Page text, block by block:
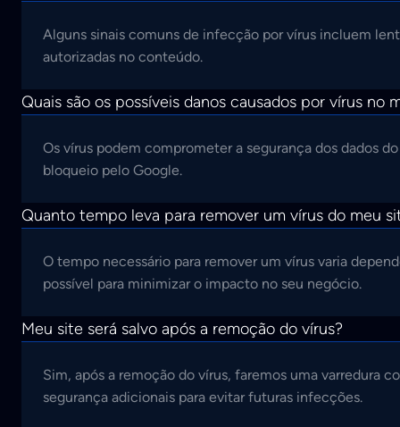
Alguns sinais comuns de infecção por vírus incluem
autorizadas no conteúdo.
Quais são os possíveis danos causados por vírus no
Os vírus podem comprometer a segurança dos dados
bloqueio pelo Google.
Quanto tempo leva para remover um vírus do meu
O tempo necessário para remover um vírus varia
possível para minimizar o impacto no seu negócio.
Meu site será salvo após a remoção do vírus?
Sim, após a remoção do vírus, faremos uma varredura
segurança adicionais para evitar futuras infecções.